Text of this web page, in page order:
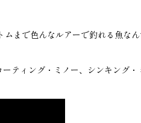
まで色んなルアーで釣れる魚な
ティング・ミノー、シンキング・